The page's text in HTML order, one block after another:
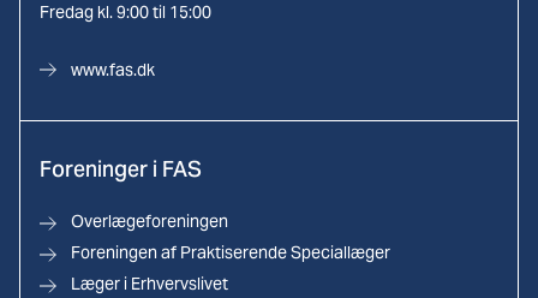
Fredag kl. 9:00 til 15:00
www.fas.dk
Foreninger i FAS
Overlægeforeningen
Foreningen af Praktiserende Speciallæger
Læger i Erhvervslivet